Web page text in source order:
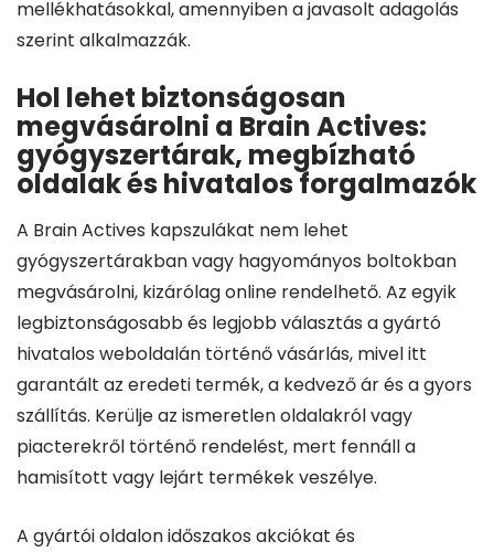
mellékhatásokkal, amennyiben a javasolt adagolás
szerint alkalmazzák.
Hol lehet biztonságosan
megvásárolni a Brain Actives:
gyógyszertárak, megbízható
oldalak és hivatalos forgalmazók
A Brain Actives kapszulákat nem lehet
gyógyszertárakban vagy hagyományos boltokban
megvásárolni, kizárólag online rendelhető. Az egyik
legbiztonságosabb és legjobb választás a gyártó
hivatalos weboldalán történő vásárlás, mivel itt
garantált az eredeti termék, a kedvező ár és a gyors
szállítás. Kerülje az ismeretlen oldalakról vagy
piacterekről történő rendelést, mert fennáll a
hamisított vagy lejárt termékek veszélye.
A gyártói oldalon időszakos akciókat és